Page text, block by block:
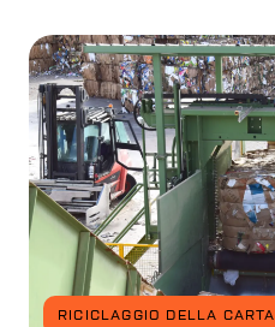
RICICLAGGIO DELLA CARTA